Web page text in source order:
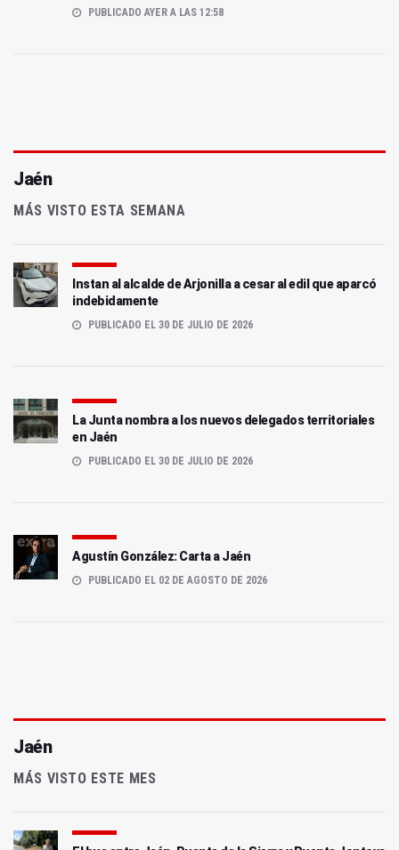
PUBLICADO AYER A LAS 12:58
Jaén
MÁS VISTO ESTA SEMANA
Instan al alcalde de Arjonilla a cesar al edil que aparcó
indebidamente
PUBLICADO EL 30 DE JULIO DE 2026
La Junta nombra a los nuevos delegados territoriales
en Jaén
PUBLICADO EL 30 DE JULIO DE 2026
Agustín González: Carta a Jaén
PUBLICADO EL 02 DE AGOSTO DE 2026
Jaén
MÁS VISTO ESTE MES